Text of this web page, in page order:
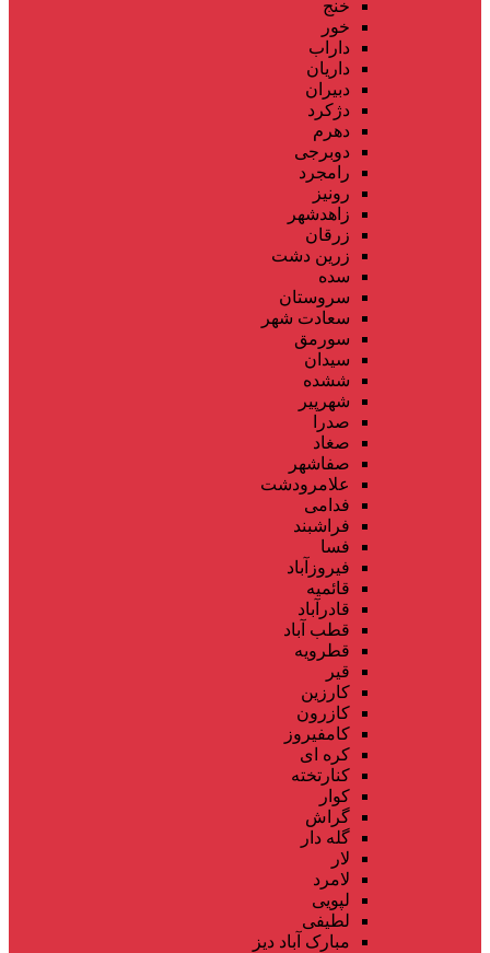
خنج
خور
داراب
داریان
دبیران
دژکرد
دهرم
دوبرجی
رامجرد
رونیز
زاهدشهر
زرقان
زرین دشت
سده
سروستان
سعادت شهر
سورمق
سیدان
ششده
شهرپیر
صدرا
صغاد
صفاشهر
علامرودشت
فدامی
فراشبند
فسا
فیروزآباد
قائمیه
قادرآباد
قطب آباد
قطرویه
قیر
کارزین
کازرون
کامفیروز
کره ای
کنارتخته
کوار
گراش
گله دار
لار
لامرد
لپویی
لطیفی
مبارک آباد دیز